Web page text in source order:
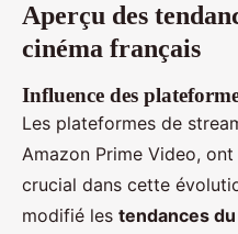
Aperçu des
cinéma français
Influence des
Les plateformes de
Amazon Prime Video,
crucial dans cette
modifié les tendances